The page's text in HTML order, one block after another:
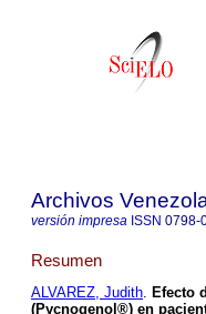
Archivos
versión impresa ISSN 0798-
Resumen
ALVAREZ, Judith. Efecto
(Pycnogenol®) en